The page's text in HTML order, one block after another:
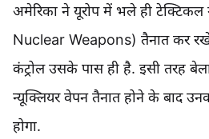
अमेरिका ने यूरोप में भले ही
Nuclear Weapons) तैनात कर
कंट्रोल उसके पास ही है. इसी तरह
न्यूक्लियर वेपन तैनात होने के बाद
होगा.